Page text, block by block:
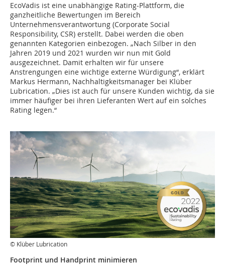
EcoVadis ist eine unabhängige Rating-Plattform, die
ganzheitliche Bewertungen im Bereich
Unternehmensverantwortung (Corporate Social
Responsibility, CSR) erstellt. Dabei werden die oben
genannten Kategorien einbezogen. „Nach Silber in den
Jahren 2019 und 2021 wurden wir nun mit Gold
ausgezeichnet. Damit erhalten wir für unsere
Anstrengungen eine wichtige externe Würdigung“, erklärt
Markus Hermann, Nachhaltigkeitsmanager bei Klüber
Lubrication. „Dies ist auch für unsere Kunden wichtig, da sie
immer häufiger bei ihren Lieferanten Wert auf ein solches
Rating legen.“
© Klüber Lubrication
Footprint und Handprint minimieren